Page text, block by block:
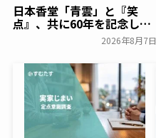
日本香堂「青雲」と『笑
点』、共に60年を記念した
初コラボ！オリジナルグッ
ズのプレゼントキャンペー
ンを実施～日本香堂～
一般公開
2026年8月7日